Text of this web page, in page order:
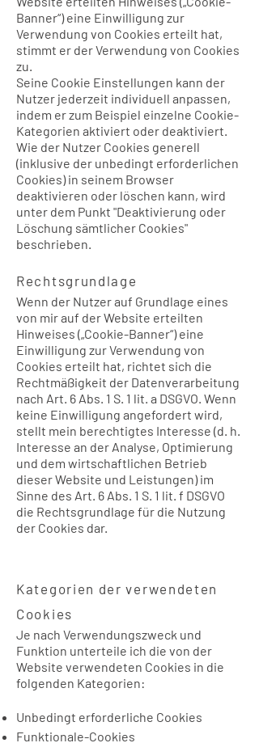
Banner“) eine Einwilligung zur
Verwendung von Cookies erteilt hat,
stimmt er der Verwendung von Cookies
zu.
Seine Cookie Einstellungen kann der
Nutzer jederzeit individuell anpassen,
indem er zum Beispiel einzelne Cookie-
Kategorien aktiviert oder deaktiviert.
Wie der Nutzer Cookies generell
(inklusive der unbedingt erforderlichen
Cookies) in seinem Browser
deaktivieren oder löschen kann, wird
unter dem Punkt "Deaktivierung oder
Löschung sämtlicher Cookies"
beschrieben.
Rechtsgrundlage
Wenn der Nutzer auf Grundlage eines
von mir auf der Website erteilten
Hinweises („Cookie-Banner“) eine
Einwilligung zur Verwendung von
Cookies erteilt hat, richtet sich die
Rechtmäßigkeit der Datenverarbeitung
nach Art. 6 Abs. 1 S. 1 lit. a DSGVO. Wenn
keine Einwilligung angefordert wird,
stellt mein berechtigtes Interesse (d. h.
Interesse an der Analyse, Optimierung
und dem wirtschaftlichen Betrieb
dieser Website und Leistungen) im
Sinne des Art. 6 Abs. 1 S. 1 lit. f DSGVO
die Rechtsgrundlage für die Nutzung
der Cookies dar.
Kategorien der verwendeten
Cookies
Je nach Verwendungszweck und
Funktion unterteile ich die von der
Website verwendeten Cookies in die
folgenden Kategorien:
Unbedingt erforderliche Cookies
Funktionale-Cookies